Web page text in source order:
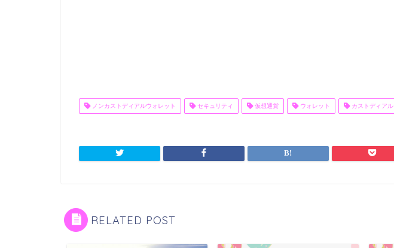
ノンカストディアルウォレット セキュリティ 仮想通貨 ウォレット カストディアル
RELATED POST